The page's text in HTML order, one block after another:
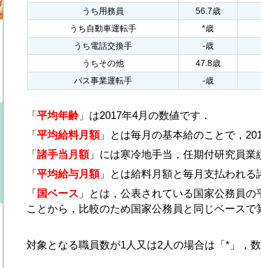
うち用務員
56.7歳
うち自動車運転手
*歳
うち電話交換手
-歳
うちその他
47.8歳
バス事業運転手
-歳
「平均年齢」は2017年4月の数値です．
「平均給料月額」とは毎月の基本給のことで，
「諸手当月額」には寒冷地手当，任期付研究員業
「平均給与月額」とは給料月額と毎月支払われる
「国ベース 」とは，公表されている国家公務員
ことから，比較のため国家公務員と同じベースで
対象となる職員数が1人又は2人の場合は「*」，